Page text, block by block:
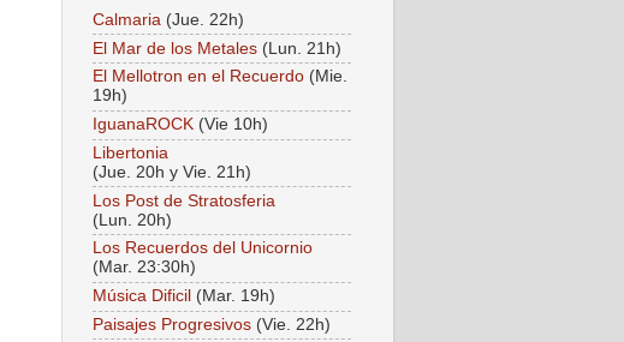
Calmaria (Jue. 22h)
El Mar de los Metales (Lun. 21h)
El Mellotron en el Recuerdo (Mie.
19h)
IguanaROCK (Vie 10h)
Libertonia
(Jue. 20h y Vie. 21h)
Los Post de Stratosferia
(Lun. 20h)
Los Recuerdos del Unicornio
(Mar. 23:30h)
Música Dificil (Mar. 19h)
Paisajes Progresivos (Vie. 22h)